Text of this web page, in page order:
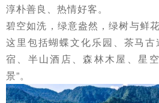
淳朴善良、热情好客。
碧空如洗，绿意盎然，绿树与鲜
这里包括蝴蝶文化乐园、茶马
宿、半山酒店、森林木屋、星
景”。